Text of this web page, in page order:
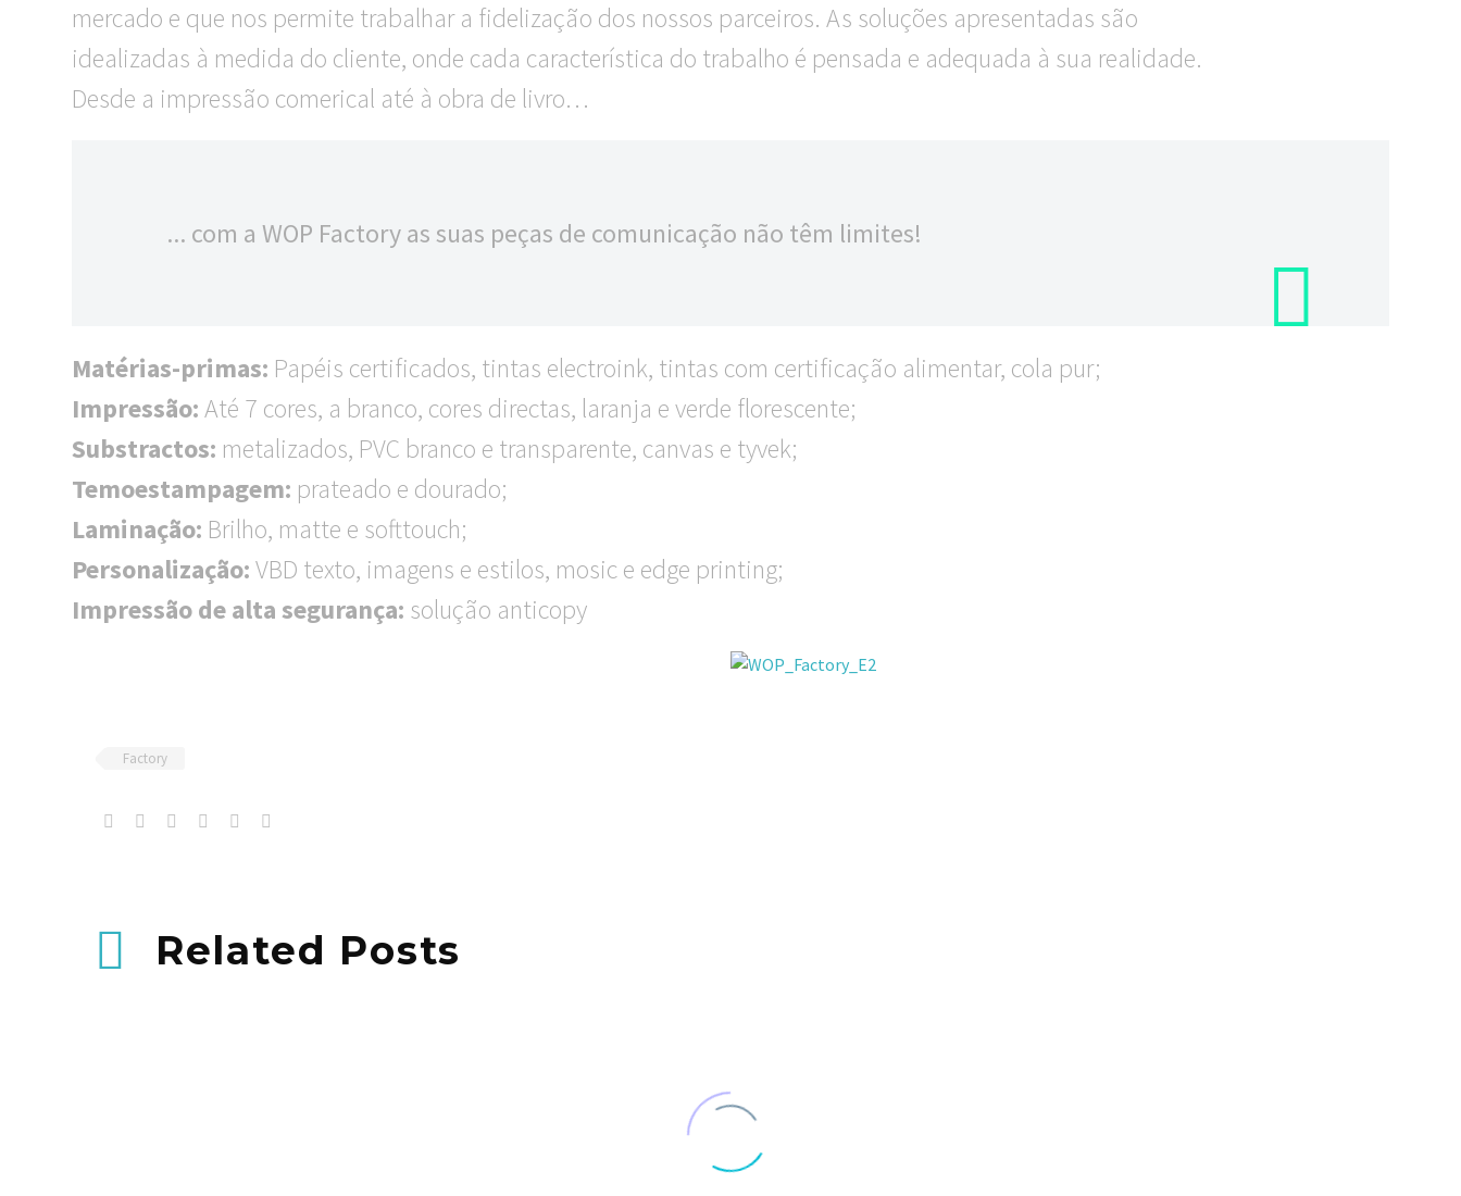
mercado e que nos permite trabalhar a fidelização dos nossos parceiros. As soluções apresentadas são
idealizadas à medida do cliente, onde cada característica do trabalho é pensada e adequada à sua realidade.
Desde a impressão comerical até à obra de livro…
... com a WOP Factory as suas peças de comunicação não têm limites!
Matérias-primas: Papéis certificados, tintas electroink, tintas com certificação alimentar, cola pur;
Impressão:Até 7 cores, a branco, cores directas, laranja e verde florescente;
Substractos: metalizados, PVC branco e transparente, canvas e tyvek;
Temoestampagem: prateado e dourado;
Laminação: Brilho, matte e softtouch;
Personalização:VBD texto, imagens e estilos, mosic e edge printing;
Impressão de alta segurança: solução anticopy
Factory
Related Posts